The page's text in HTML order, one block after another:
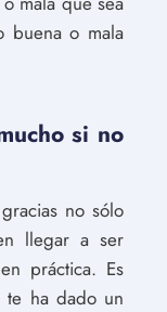
buena o mala
si no
no sólo
llegar a ser
práctica. Es
te ha dado un